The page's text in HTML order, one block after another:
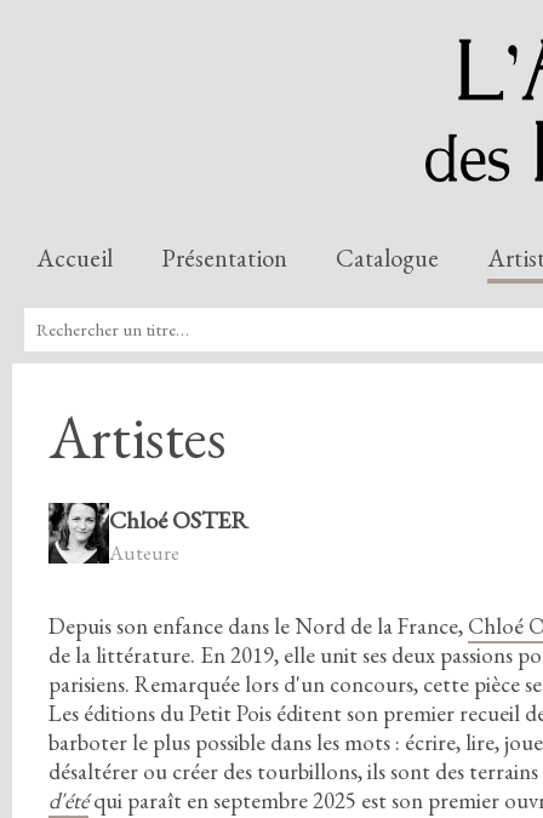
Accueil Présentation Catalogue
Artistes
Chloé OSTER
Auteure
Depuis son enfance dans le Nord de la France, Chloé
de la littérature. En2019, elle unit ses deux passions
parisiens. Remarquée lors d'un concours, cette pièce
Les éditions du Petit Pois éditent son premier recueil
barboter le plus possible dans les mots : écrire, lire,
désaltérer ou créer des tourbillons,ils sont des
d'étéqui paraît en septembre2025 est son premier